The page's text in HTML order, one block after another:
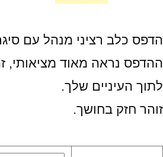
הדפס כלב רציני מנהל עם
ההדפס נראה מאוד מציאותי,
לתוך העיניים שלך.
זוהר חזק בחושך.